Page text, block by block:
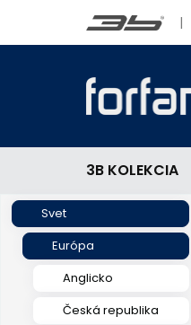
|
3B KOLEKCIA
Svet
Európa
Anglicko
Česká republika